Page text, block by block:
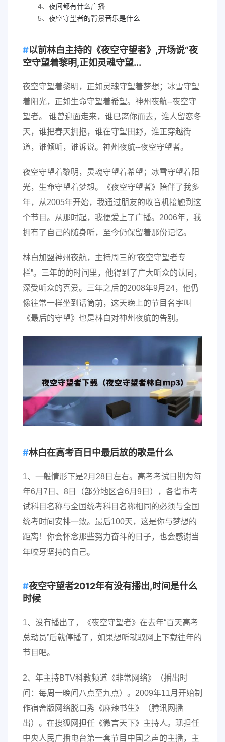
4、 夜间都有什么广播
5、 夜空守望者的背景音乐是什么
以前林白主持的《夜空守望者》,开场说“夜
空守望着黎明,正如灵魂守望...
夜空守望着黎明，正如灵魂守望着梦想；冰雪守望
着阳光，正如生命守望着希望。神州夜航--夜空守
望者。 谁曾迎面走来，谁已离你而去，谁人留恋冬
天，谁把春天拥抱，谁在守望田野，谁正穿越街
道，谁倾听，谁诉说。神州夜航--夜空守望者。
夜空守望着黎明，灵魂守望着希望；冰雪守望着阳
光，生命守望着梦想。《夜空守望者》陪伴了我多
年，从2005年开始，我通过朋友的收音机接触到这
个节目。从那时起，我便爱上了广播。2006年，我
拥有了自己的随身听，至今仍保留着那份记忆。
林白加盟神州夜航，主持周三的“夜空守望者专
栏”。三年的的时间里，他得到了广大听众的认同，
深受听众的喜爱。三年之后的2008年9月24，他仍
像往常一样坐到话筒前，这天晚上的节目名字叫
《最后的守望》也是林白对神州夜航的告别。
林白在高考百日中最后放的歌是什么
1、一般情形下是2月28日左右。高考考试日期为每
年6月7日、8日（部分地区含6月9日），各省市考
试科目名称与全国统考科目名称相同的必须与全国
统考时间安排一致。最后100天，这是你与梦想的
距离！你会怀念那些努力奋斗的日子，也会感谢当
年咬牙坚持的自己。
夜空守望者2012年有没有播出,时间是什么
时候
1、没有播出了，《夜空守望者》在去年“百天高考
总动员”后就停播了，如果想听就取网上下载往年的
节目吧。
2、年主持BTV科教频道《非常网络》（播出时
间：每周一晚间八点至九点）。2009年11月开始制
作宿舍版网络脱口秀《麻辣书生》（腾讯网播
出）。在搜狐网担任《微言天下》主持人。现担任
中央人民广播电台第一套节目中国之声的主播，主